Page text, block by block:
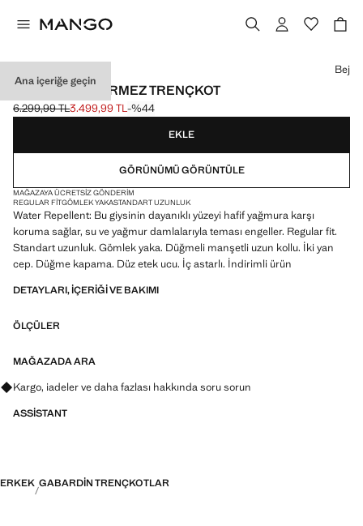
Ana içeriğe geçin
CEPLI SU GEÇIRMEZ TRENÇKOT
Üstü çizili ilk fiyat [6.299,99 TL ]
6.299,99 TL
Güncel fiyat [3.499,99 TL ]
3.499,99 TL-%44
Bir renk seçin
Bej
EKLE
GÖRÜNÜMÜ GÖRÜNTÜLE
MAĞAZAYA ÜCRETSIZ GÖNDERIM
REGULAR FITGÖMLEK YAKASTANDART UZUNLUK
Water Repellent: Bu giysinin dayanıklı yüzeyi hafif yağmura karşı
koruma sağlar, su ve yağmur damlalarıyla teması engeller. Regular fit.
Standart uzunluk. Gömlek yaka. Düğmeli manşetli uzun kollu. İki yan
cep. Düğme kapama. Düz etek ucu. İç astarlı. İndirimli ürün
DETAYLARI, IÇERIĞI VE BAKIMI
ÖLÇÜLER
MAĞAZADA ARA
Kargo, iadeler ve daha fazlası hakkında soru sorun
ASSISTANT
ERKEK GABARDIN TRENÇKOTLAR